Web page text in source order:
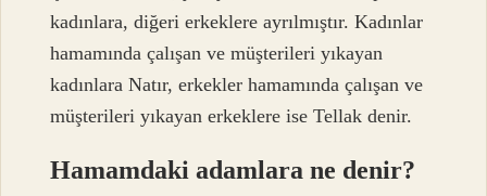
kadınlara, diğeri erkeklere ayrılmıştır. Kadınlar
hamamında çalışan ve müşterileri yıkayan
kadınlara Natır, erkekler hamamında çalışan ve
müşterileri yıkayan erkeklere ise Tellak denir.
Hamamdaki adamlara ne denir?